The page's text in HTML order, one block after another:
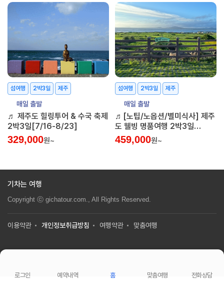
섬여행 2박3일 제주
매일 출발
♬ 제주도 힐링투어 & 수국 축제
2박3일[7/16-8/23]
329,000원~
섬여행 2박3일 제주
매일 출발
♬[노팁/노옵션/별미식사] 제주
도 웰빙 명품여행 2박3일
[7/16~8/23]
459,000원~
기차는 여행
Copyright ⓒ gichatour.com., All Rights Reserved.
이용약관 개인정보취급방침 여행약관 맞춤여행
로그인 예약내역 홈 맞춤여행 전화상담